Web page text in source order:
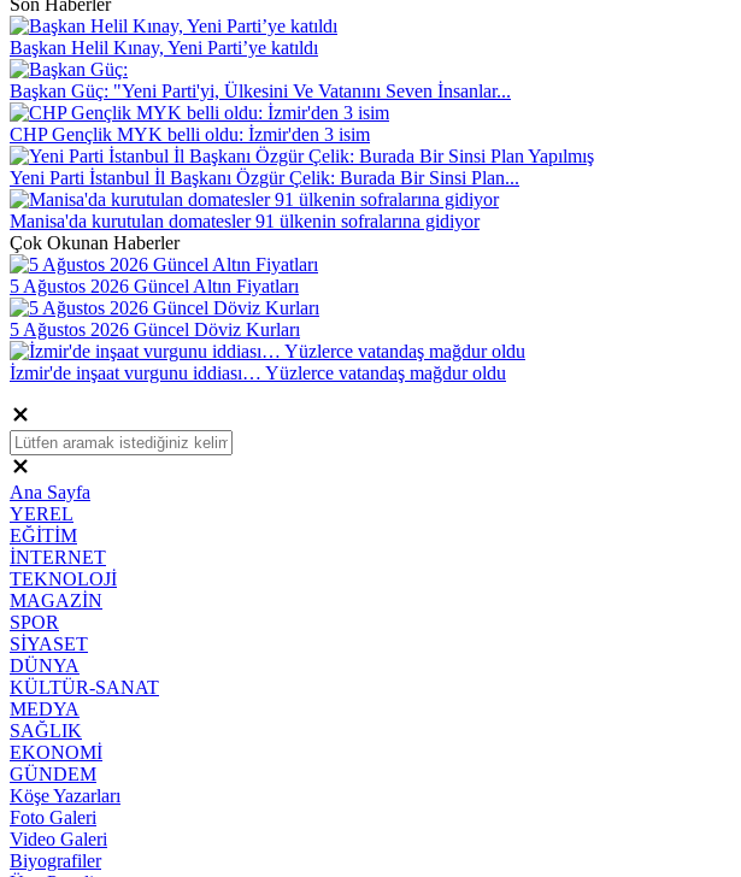
Başkan Helil Kınay, Yeni Parti’ye katıldı
Başkan Güç: "Yeni Parti'yi, Ülkesini Ve Vatanını Seven İnsanlar...
CHP Gençlik MYK belli oldu: İzmir'den 3 isim
Yeni Parti İstanbul İl Başkanı Özgür Çelik: Burada Bir Sinsi Plan...
Manisa'da kurutulan domatesler 91 ülkenin sofralarına gidiyor
Çok Okunan Haberler
5 Ağustos 2026 Güncel Altın Fiyatları
5 Ağustos 2026 Güncel Döviz Kurları
İzmir'de inşaat vurgunu iddiası… Yüzlerce vatandaş mağdur oldu
Ana Sayfa
YEREL
EĞİTİM
İNTERNET
TEKNOLOJİ
MAGAZİN
SPOR
SİYASET
DÜNYA
KÜLTÜR-SANAT
MEDYA
SAĞLIK
EKONOMİ
GÜNDEM
Köşe Yazarları
Foto Galeri
Video Galeri
Biyografiler